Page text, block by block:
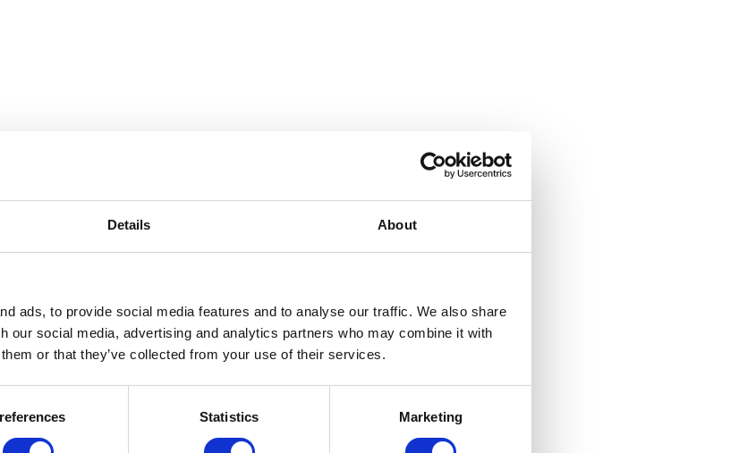
Details About
ads, to provide social media features and to analyse our traffic. We also share
our social media, advertising and analytics partners who may combine it with
or that they’ve collected from your use of their services.
Statistics Marketing